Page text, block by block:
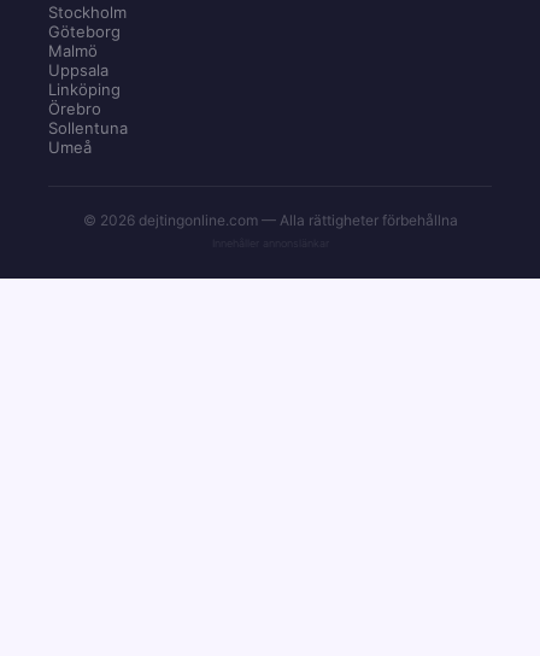
Stockholm
Göteborg
Malmö
Uppsala
Linköping
Örebro
Sollentuna
Umeå
© 2026 dejtingonline.com — Alla rättigheter förbehållna